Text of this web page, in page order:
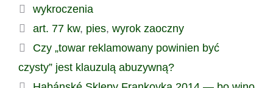
Kategorie
wykroczenia
Tagi
art. 77 kw, pies, wyrok zaoczny
Czy „towar reklamowany powinien być
czysty” jest klauzulą abuzywną?